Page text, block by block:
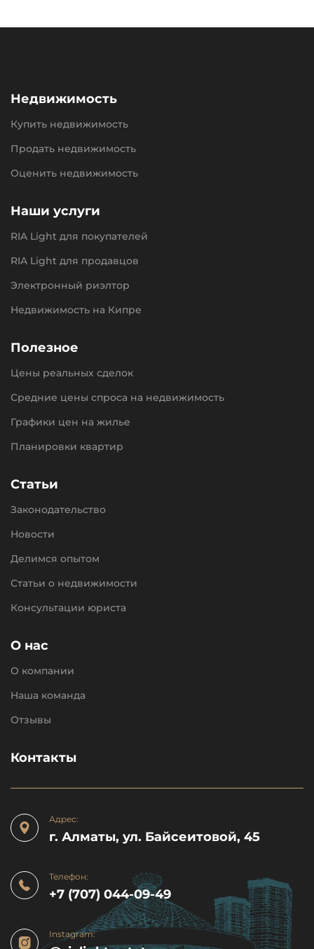
Недвижимость
Купить недвижимость
Продать недвижимость
Оценить недвижимость
Наши услуги
RIA Light для покупателей
RIA Light для продавцов
Электронный риэлтор
Недвижимость на Кипре
Полезное
Цены реальных сделок
Средние цены спроса на недвижимость
Графики цен на жилье
Планировки квартир
Статьи
Законодательство
Новости
Делимся опытом
Статьи о недвижимости
Консультации юриста
О нас
О компании
Наша команда
Отзывы
Контакты
Адрес:
г. Алматы, ул. Байсеитовой, 45
Телефон:
+7 (707) 044-09-49
Instagram: